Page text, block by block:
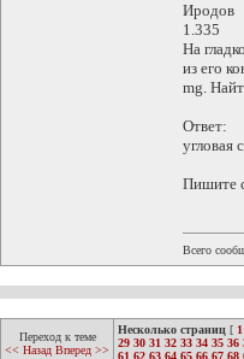
Иродов
1.335
На
из его
mg.
Ответ:
угловая
Пишите
Всего
Переход к теме
<< Назад Вперед >>
Несколько страниц [ 1
29 30 31 32 33 34 35 36
61 62 63 64 65 66 67 68